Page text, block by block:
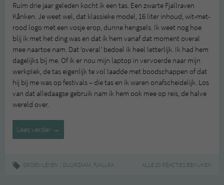
Ruim drie jaar geleden kocht ik een tas. Een zwarte Fjallraven
Kånken. Je weet wel, dat klassieke model, 16 liter inhoud, wit-met-
rood logo met een vosje erop, dunne hengsels. Ik weet nog hoe
blij ik met het ding was en dat ik hem vanaf dat moment overal
mee naartoe nam. Dat ‘overal’ bedoel ik heel letterlijk. Ik had hem
dagelijks bij me. Of ik er nou mijn laptop in vervoerde naar mijn
werkplek, de tas eigenlijk te vol laadde met boodschappen of dat
hij bij me was op festivals – die tas en ik waren onafscheidelijk. Los
van dat alledaagse gebruik nam ik hem ook mee op reis, de halve
wereld over.
Lees verder Doei
tas
de
→
GROEN LEVEN DUURZAAM, FJALLRAVEN LIFESTYLE,REIZEN
ALLE 20 REACTIES BEKIJKEN